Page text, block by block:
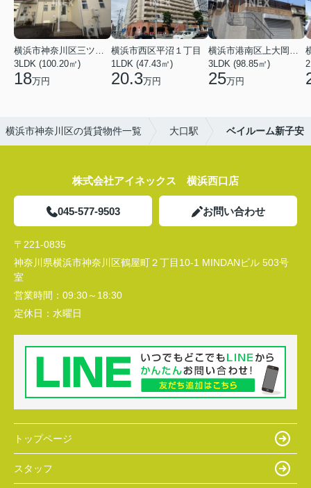
横浜市神奈川区三ツ沢上町
3LDK (100.20㎡)
18万円
横浜市西区平沼１丁目
1LDK (47.43㎡)
20.3万円
横浜市港南区上大岡東２丁目
3LDK (98.85㎡)
25万円
横浜市神奈川区の賃貸物件一覧 大口駅 ベイルーム新子安
株式会社アイネックス 横浜西口店
045-577-9503 お問い合わせ
〒221-0835
神奈川県横浜市神奈川区鶴屋町２丁目10-1 MINDANビル 503号
室
営業時間： 09:30～18:30
定休日： 水曜日
トップページ
スタッフ